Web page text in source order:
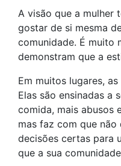
A visão que a mulher
gostar de si mesma
comunidade. É muito
demonstram que a
Em muitos lugares,
Elas são ensinadas a
comida, mais abusos
mas faz com que
decisões certas para
que a sua